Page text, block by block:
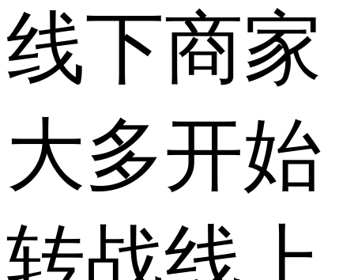
线下商家
大多开始
转战线上